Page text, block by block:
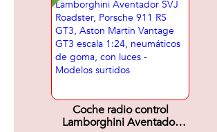
Coche radio control
Lamborghini Aventador